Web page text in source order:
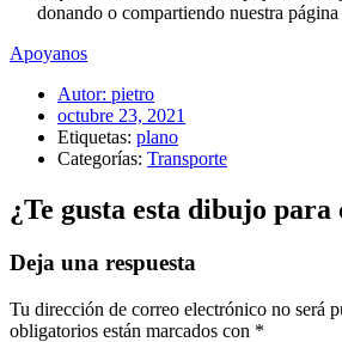
donando o compartiendo nuestra página
Apoyanos
Autor: pietro
octubre 23, 2021
Etiquetas: plano
Categorías: Transporte
¿Te gusta esta dibujo
Deja una respuesta
Tu dirección de correo electrónico no será
obligatorios están marcados con *